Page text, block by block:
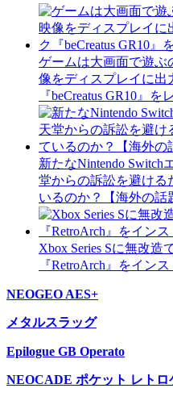
ゲームは大画面で遊
像をディスプレイに出
『beCreatus GR10』を
新たなNintendo Switch
堂からの訴訟を避ける
いるのか？【海外の話
Xbox Series Sに無改造
『RetroArch』をイン
NEOGEO AES+
メタルスラッグ
Epilogue GB Operato
NEOCADE ポケット レトロ